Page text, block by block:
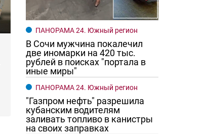
ПАНОРАМА 24. Южный регион
В Сочи мужчина покалечил
две иномарки на 420 тыс.
рублей в поисках "портала в
иные миры"
ПАНОРАМА 24. Южный регион
"Газпром нефть" разрешила
кубанским водителям
заливать топливо в канистры
на своих заправках